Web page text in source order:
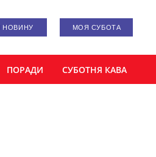
НОВИНУ МОЯ СУБОТА
ПОРАДИ СУБОТНЯ КАВА